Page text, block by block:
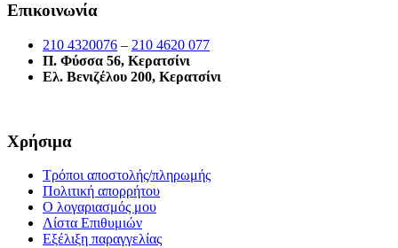
Επικοινωνία
210 4320076 – 210 4620 077
Π. Φύσσα 56, Κερατσίνι
Ελ. Βενιζέλου 200, Κερατσίνι
Χρήσιμα
Τρόποι αποστολής/πληρωμής
Πολιτική απορρήτου
Ο λογαριασμός μου
Λίστα Επιθυμιών
Εξέλιξη παραγγελίας